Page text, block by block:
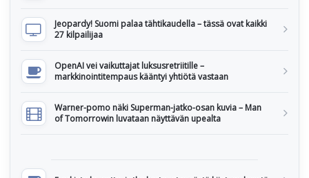
Jeopardy! Suomi palaa tähtikaudella – tässä ovat kaikki
27 kilpailijaa
OpenAI vei vaikuttajat luksusretriitille –
markkinointitempaus kääntyi yhtiötä vastaan
Warner-pomo näki Superman-jatko-osan kuvia – Man
of Tomorrowin luvataan näyttävän upealta